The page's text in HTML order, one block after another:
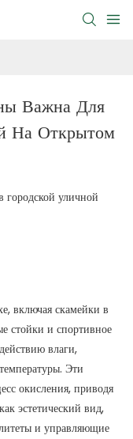
Важна Для
На Открытом
городской уличной
включая скамейки в
стойки и спортивное
влаги,
Эти
окисления, приводя
эстетический вид,
и управляющие